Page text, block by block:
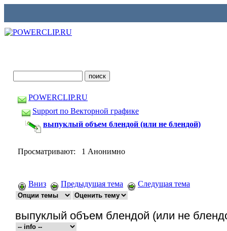
POWERCLIP.RU
Support по Векторной графике
выпуклый объем блендой (или не блендой)
Просматривают: 1 Анонимно
Вниз Предыдущая тема Следущая тема
выпуклый объем блендой (или не